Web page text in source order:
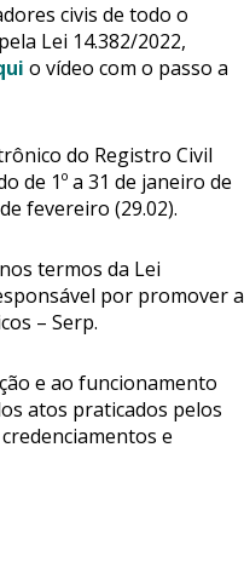
civis de todo o
Lei 14.382/2022,
o vídeo com o passo a
do Registro Civil
de 1º a 31 de janeiro de
fevereiro (29.02).
termos da Lei
por promover a
– Serp.
e ao funcionamento
atos praticados pelos
e